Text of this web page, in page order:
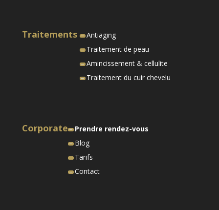
Traitements
Antiaging
Traitement de peau
Amincissement & cellulite
Traitement du cuir chevelu
Corporate
Prendre rendez-vous
Blog
Tarifs
Contact